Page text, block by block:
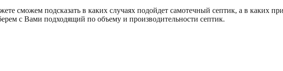
сможем подсказать в каких случаях подойдет самотечный септик, а в каких
с Вами подходящий по объему и производительности септик.